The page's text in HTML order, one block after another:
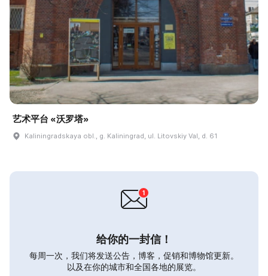
艺术平台 «沃罗塔»
Kaliningradskaya obl., g. Kaliningrad, ul. Litovskiy Val, d. 61
给你的一封信！
每周一次，我们将发送公告，博客，促销和博物馆更新。
以及在你的城市和全国各地的展览。